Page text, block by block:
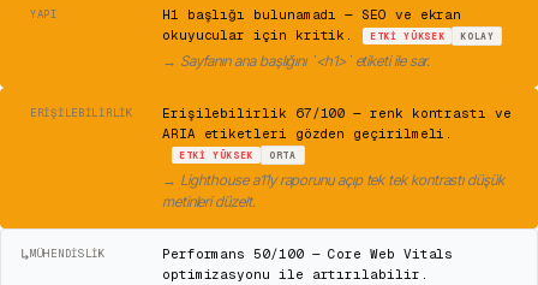
YAPI
H1 başlığı bulunamadı — SEO ve ekran
okuyucular için kritik.
ETKIYÜKSEK KOLAY
→ Sayfanın ana başlığını `<h1>` etiketi ile sar.
ERIŞILEBILIRLIK
Erişilebilirlik 67/100 — renk kontrastı ve
ARIA etiketleri gözden geçirilmeli.
ETKIYÜKSEK ORTA
→ Lighthouse a11y raporunu açıp tek tek kontrastı düşük
metinleri düzelt.
↳MÜHENDISLIK
Performans 50/100 — Core Web Vitals
optimizasyonu ile artırılabilir.